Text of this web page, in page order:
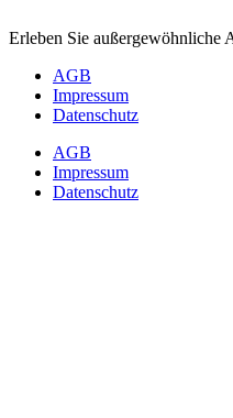
Erleben Sie außergewöhnliche
AGB
Impressum
Datenschutz
AGB
Impressum
Datenschutz